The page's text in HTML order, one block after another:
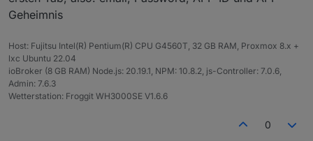
Geheimnis
Host: Fujitsu Intel(R) Pentium(R) CPU G4560T, 32 GB RAM, Proxmox 8.x +
lxc Ubuntu 22.04
ioBroker (8 GB RAM) Node.js: 20.19.1, NPM: 10.8.2, js-Controller: 7.0.6,
Admin: 7.6.3
Wetterstation: Froggit WH3000SE V1.6.6
0